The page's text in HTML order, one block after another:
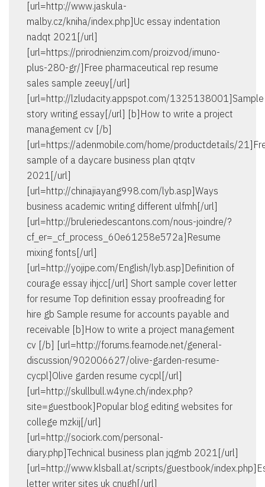
[url=http://www.jaskula-
malby.cz/kniha/index.php]Uc essay indentation
nadqt 2021[/url]
[url=https://prirodnienzim.com/proizvod/imuno-
plus-280-gr/]Free pharmaceutical rep resume
sales sample zeeuy[/url]
[url=http://lzludacity.appspot.com/1325138001]Sample
story writing essay[/url] [b]How to write a project
management cv [/b]
[url=https://adenmobile.com/home/productdetails/
sample of a daycare business plan qtqtv
2021[/url]
[url=http://chinajiayang998.com/lyb.asp]Ways
business academic writing different ulfmh[/url]
[url=http://bruleriedescantons.com/nous-joindre/?
cf_er=_cf_process_60e61258e572a]Resume
mixing fonts[/url]
[url=http://yojipe.com/English/lyb.asp]Definition of
courage essay ihjcc[/url] Short sample cover letter
for resume Top definition essay proofreading for
hire gb Sample resume for accounts payable and
receivable [b]How to write a project management
cv [/b] [url=http://forums.fearnode.net/general-
discussion/902006627/olive-garden-resume-
cycpl]Olive garden resume cycpl[/url]
[url=http://skullbull.w4yne.ch/index.php?
site=guestbook]Popular blog editing websites for
college mzkij[/url]
[url=http://sociork.com/personal-
diary.php]Technical business plan jqgmb 2021[/url]
[url=http://www.klsball.at/scripts/guestbook/
letter writer sites uk cnugh[/url]